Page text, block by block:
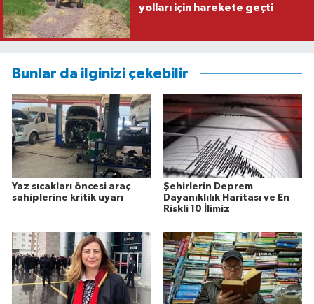
yolları için harekete geçti
Bunlar da ilginizi çekebilir
Yaz sıcakları öncesi araç
sahiplerine kritik uyarı
Şehirlerin Deprem
Dayanıklılık Haritası ve En
Riskli 10 İlimiz